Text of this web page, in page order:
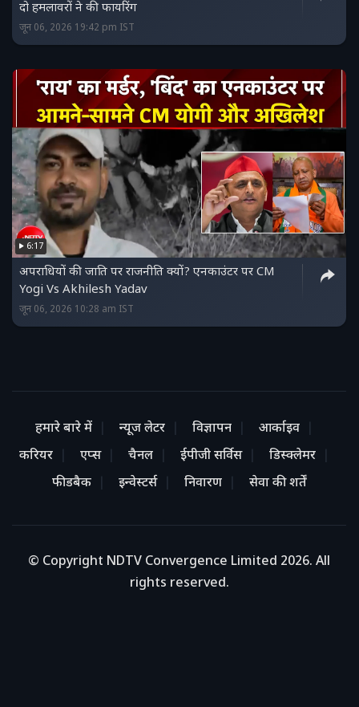
दो हमलावरों ने की फायरिंग
जून 06, 2026 19:42 pm IST
6:17
अपराधियों की जाति पर राजनीति क्यों? एनकाउंटर पर CM
Yogi Vs Akhilesh Yadav
जून 06, 2026 10:28 am IST
हमारे बारे में न्यूज लेटर विज्ञापन
आर्काइव
करियर
एप्स चैनल ईपीजी सर्विस
डिस्क्लेमर
फीडबैक
इन्वेस्टर्स निवारण सेवा की शर्तें
© Copyright NDTV Convergence Limited 2026. All
rights reserved.